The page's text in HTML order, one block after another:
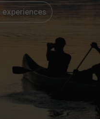
experiences